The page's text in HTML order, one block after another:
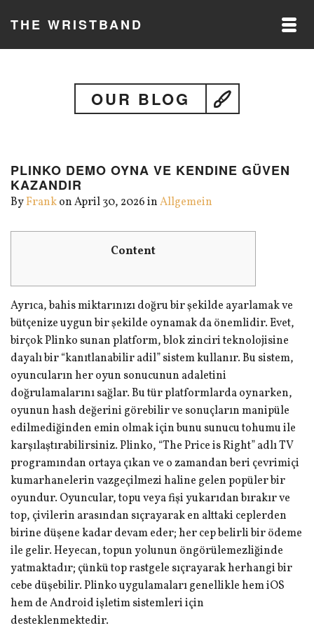
THE WRISTBAND
OUR BLOG
PLINKO DEMO OYNA VE KENDINE GÜVEN
KAZANDIR
ByFrankon April 30, 2026 inAllgemein
Content
Ayrıca, bahis miktarınızı doğru bir şekilde ayarlamak ve
bütçenize uygun bir şekilde oynamak da önemlidir. Evet,
birçok Plinko sunan platform, blok zinciri teknolojisine
dayalı bir “kanıtlanabilir adil” sistem kullanır. Bu sistem,
oyuncuların her oyun sonucunun adaletini
doğrulamalarını sağlar. Bu tür platformlarda oynarken,
oyunun hash değerini görebilir ve sonuçların manipüle
edilmediğinden emin olmak için bunu sunucu tohumu ile
karşılaştırabilirsiniz. Plinko, “The Price is Right” adlı TV
programından ortaya çıkan ve o zamandan beri çevrimiçi
kumarhanelerin vazgeçilmezi haline gelen popüler bir
oyundur. Oyuncular, topu veya fişi yukarıdan bırakır ve
top, çivilerin arasından sıçrayarak en alttaki ceplerden
birine düşene kadar devam eder; her cep belirli bir ödeme
ile gelir. Heyecan, topun yolunun öngörülemezliğinde
yatmaktadır; çünkü top rastgele sıçrayarak herhangi bir
cebe düşebilir. Plinko uygulamaları genellikle hem iOS
hem de Android işletim sistemleri için
desteklenmektedir.